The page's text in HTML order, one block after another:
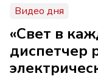
Видео дня
«Свет в
диспетчер